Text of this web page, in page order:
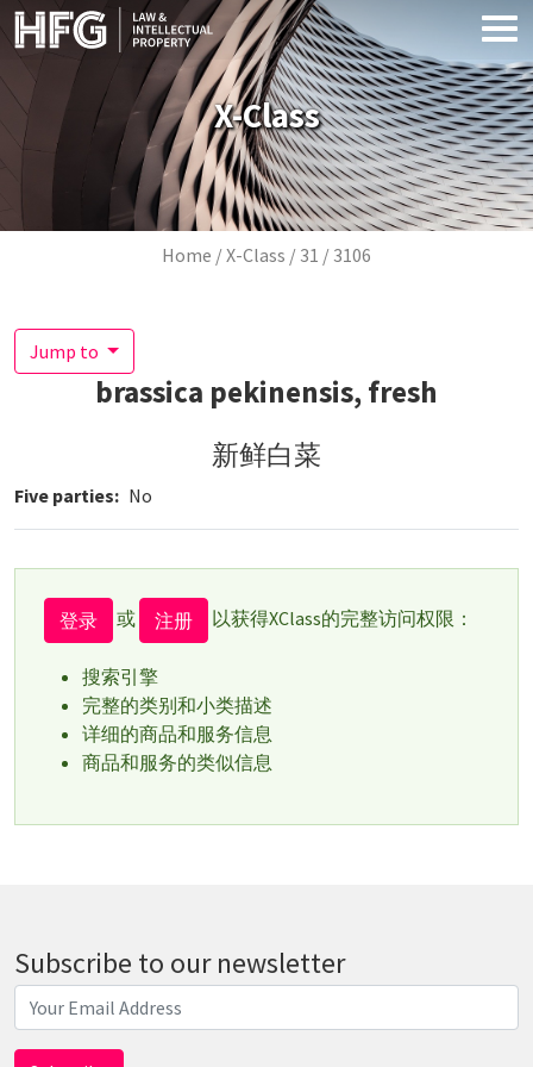
Skip to main content
X-Class
Breadcrumb
Home X-Class 31 3106
Jump to
brassica pekinensis, fresh
新鲜白菜
Five parties No
登录 或 注册 以获得XClass的完整访问权限：
搜索引擎
完整的类别和小类描述
详细的商品和服务信息
商品和服务的类似信息
Subscribe to our newsletter